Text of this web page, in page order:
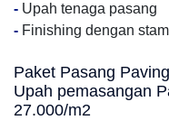
- Upah tenaga pasang
- Finishing dengan
Paket Pasang
Upah pemasangan
27.000/m2